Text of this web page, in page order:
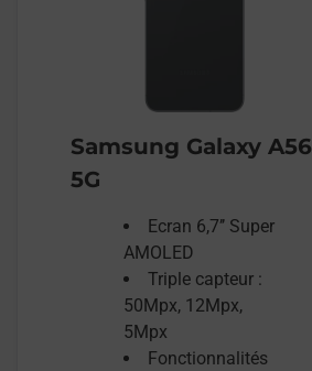
Samsung Galaxy A56
5G
Ecran 6,7’’ Super
AMOLED
Triple capteur :
50Mpx, 12Mpx,
5Mpx
Fonctionnalités